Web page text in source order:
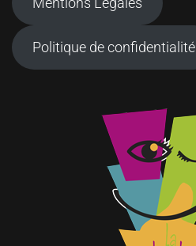
Politique de confidentialité